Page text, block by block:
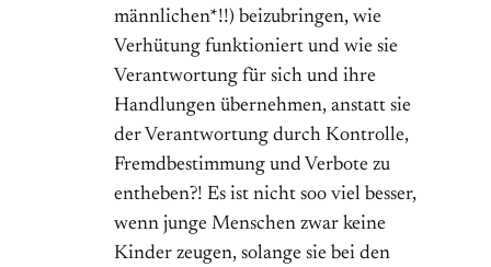
männlichen*!!) beizubringen, wie
Verhütung funktioniert und wie sie
Verantwortung für sich und ihre
Handlungen übernehmen, anstatt sie
der Verantwortung durch Kontrolle,
Fremdbestimmung und Verbote zu
entheben?! Es ist nicht soo viel besser,
wenn junge Menschen zwar keine
Kinder zeugen, solange sie bei den